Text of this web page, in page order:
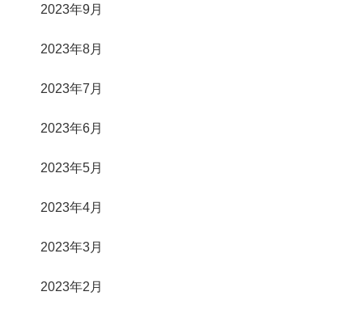
2023年9月
2023年8月
2023年7月
2023年6月
2023年5月
2023年4月
2023年3月
2023年2月